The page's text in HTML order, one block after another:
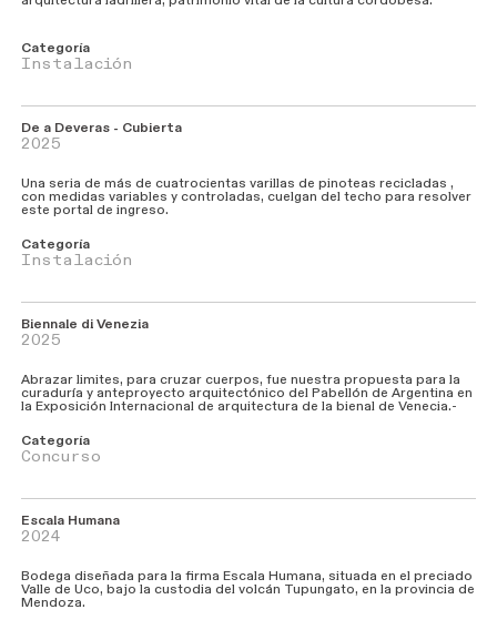
Categoría
Instalación
De a Deveras - Cubierta
2025
Una seria de más de cuatrocientas varillas de pinoteas recicladas ,
con medidas variables y controladas, cuelgan del techo para resolver
este portal de ingreso.
Categoría
Instalación
Biennale di Venezia
2025
Abrazar limites, para cruzar cuerpos, fue nuestra propuesta para la
curaduría y anteproyecto arquitectónico del Pabellón de Argentina en
la Exposición Internacional de arquitectura de la bienal de Venecia.-
Categoría
Concurso
Escala Humana
2024
Bodega diseñada para la firma Escala Humana, situada en el preciado
Valle de Uco, bajo la custodia del volcán Tupungato, en la provincia de
Mendoza.